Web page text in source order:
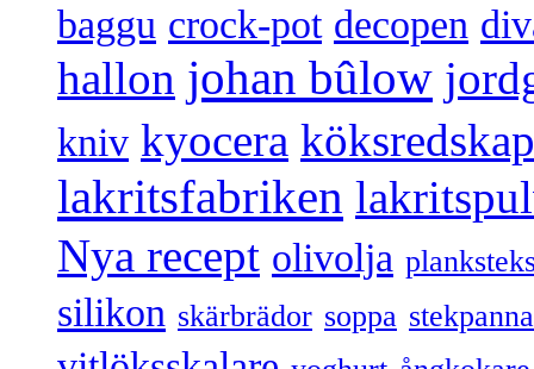
baggu crock-pot decopen
hallon johan bûlow
kniv kyocera köksredskap
lakritsfabriken
Nya recept olivolja
silikon skärbrädor soppa stekpanna